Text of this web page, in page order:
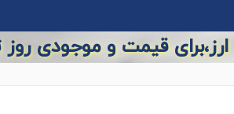
قیمت و موجودی